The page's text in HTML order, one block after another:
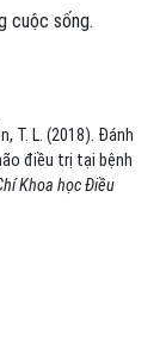
T. L. (2018). Đánh
điều trị tại bệnh
Khoa học Điều
cuộc sống.